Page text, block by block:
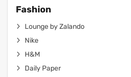
Fashion
Lounge by Zalando
Nike
H&M
Daily Paper